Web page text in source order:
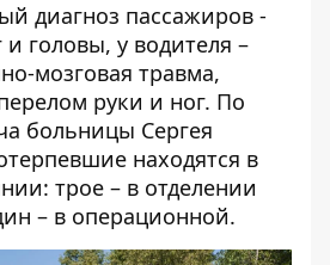
диагноз пассажиров -
головы, у водителя –
мозговая травма,
руки и ног. По
больницы Сергея
находятся в
трое – в отделении
– в операционной.